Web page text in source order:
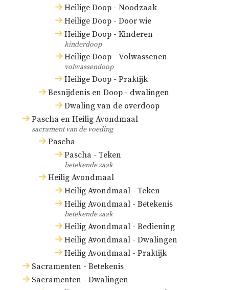
Heilige Doop - Noodzaak
Heilige Doop - Door wie
Heilige Doop - Kinderen
kinderdoop
Heilige Doop - Volwassenen
volwassendoop
Heilige Doop - Praktijk
Besnijdenis en Doop - dwalingen
Dwaling van de overdoop
Pascha en Heilig Avondmaal
sacrament van de voeding
Pascha
Pascha - Teken
betekende zaak
Heilig Avondmaal
Heilig Avondmaal - Teken
Heilig Avondmaal - Betekenis
betekende zaak
Heilig Avondmaal - Bediening
Heilig Avondmaal - Dwalingen
Heilig Avondmaal - Praktijk
Sacramenten - Betekenis
Sacramenten - Dwalingen